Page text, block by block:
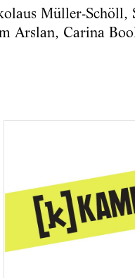
Müller-Schöll,
Arslan, Carina